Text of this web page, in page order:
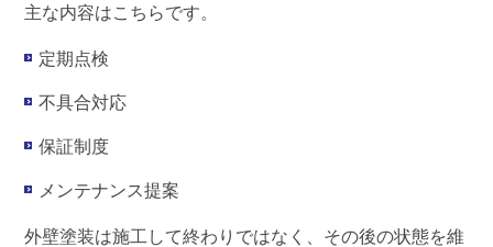
主な内容はこちらです。
定期点検
不具合対応
保証制度
メンテナンス提案
外壁塗装は施工して終わりではなく、 その後の状態を維